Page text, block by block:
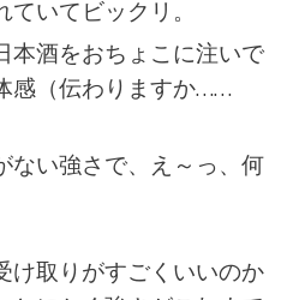
ていてビックリ。
本酒をおちょこに注いで
感（伝わりますか……
ない強さで、え～っ、何
け取りがすごくいいのか